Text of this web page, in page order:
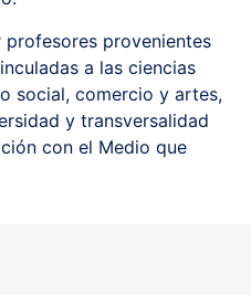
provenientes
a las ciencias
social, comercio y artes,
y transversalidad
con el Medio que